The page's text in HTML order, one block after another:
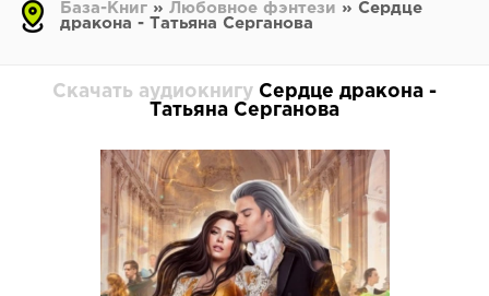
База-Книг » Любовное фэнтези » Сердце
дракона - Татьяна Серганова
Скачать аудиокнигу Сердце дракона -
Татьяна Серганова